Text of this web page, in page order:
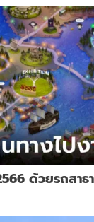
ด้วยรถสา